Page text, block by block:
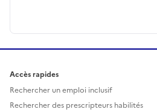
Accès rapides
Rechercher un emploi inclusif
Rechercher des prescripteurs habilités